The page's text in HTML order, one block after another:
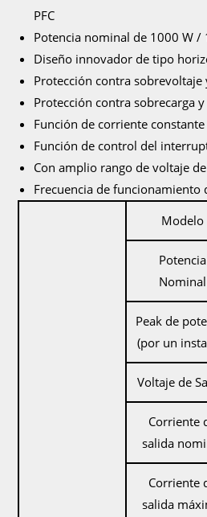
PFC
Potencia nominal de 1000 W /
Diseño innovador de tipo
Protección contra
Protección contra sobrecarga
Función de corriente constante
Función de control del
Con amplio rango de voltaje
Frecuencia de funcionamiento
Modelo
Potencia
Nominal
Peak de
(por un
Voltaje de
Corriente
salida
Corriente
salida